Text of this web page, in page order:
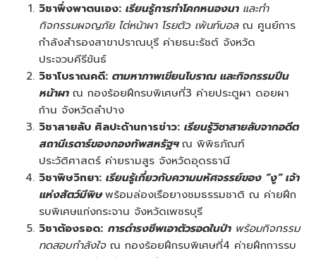
วิชาพึ่งพาตนเอง: เรียนรู้การทำโคกหนองนาและทำ
กิจกรรมผจญภัย ไต่หน้าผา โรยตัว เพ้นท์บอล ณ ศูนย์การ
กำลังสำรองสาขาปราณบุรี ค่ายธนะรัชต์ จังหวัด
ประจวบคีรีขันธ์
วิชาโบราณคดี: ตามหาภาพเขียนโบราณ และกิจกรรมปีน
หน้าผาณ กองร้อยฝึกรบพิเศษที่3 ค่ายประตูผา ดอยผา
ก้าน จังหวัดลำปาง
วิชาสายลับ ศิลปะด้านการข่าว: เรียนรู้วิชาสายลับจากอดีต
สถานีเรดาร์ของกองทัพสหรัฐฯณ พิพิธภัณฑ์
ประวัติศาสตร์ ค่ายรามสูร จังหวัดอุดรธานี
วิชาพิษวิทยา: เรียนรู้เกี่ยวกับความมหัศจรรย์ของ “งู” เจ้า
แห่งสัตว์มีพิษพร้อมล่องเรือยางชมธรรมชาติ ณ ค่ายฝึก
รบพิเศษแก่งกระจาน จังหวัดเพชรบุรี
วิชาต้องรอด: การดำรงชีพเอาตัวรอดในป่าพร้อมกิจกรรม
ทดสอบกำลังใจ ณ กองร้อยฝึกรบพิเศษที่4 ค่ายฝึกการรบ